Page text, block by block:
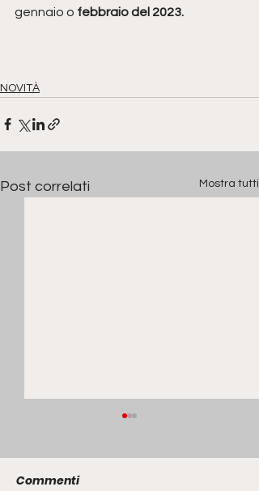
gennaio o febbraio del 2023.
NOVITÀ
Post correlati Mostra tutti
Commenti